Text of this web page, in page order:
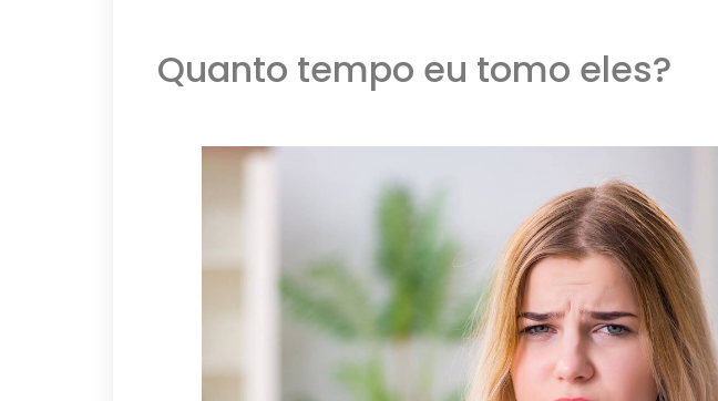
Quanto tempo eu tomo eles?